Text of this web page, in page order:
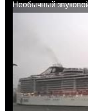
Необычный